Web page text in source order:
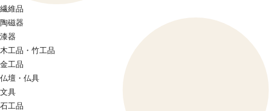
繊維品
陶磁器
漆器
木工品・竹工品
金工品
仏壇・仏具
文具
石工品